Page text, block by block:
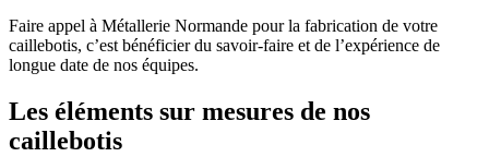
Faire appel à Métallerie Normande pour la fabrication de votre
caillebotis, c’est bénéficier du savoir-faire et de l’expérience de
longue date de nos équipes.
Les éléments sur mesures de nos
caillebotis